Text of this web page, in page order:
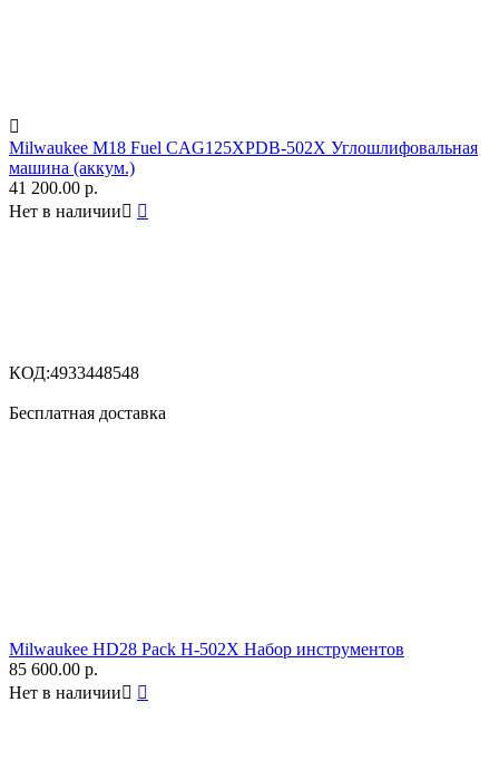

Milwaukee M18 Fuel CAG125XPDB-502X Углошлифовальная
машина (аккум.)
41 200.00 р.
Нет в наличии 
КОД:4933448548
Бесплатная доставка
Milwaukee HD28 Pack H-502X Набор инструментов
85 600.00 р.
Нет в наличии 